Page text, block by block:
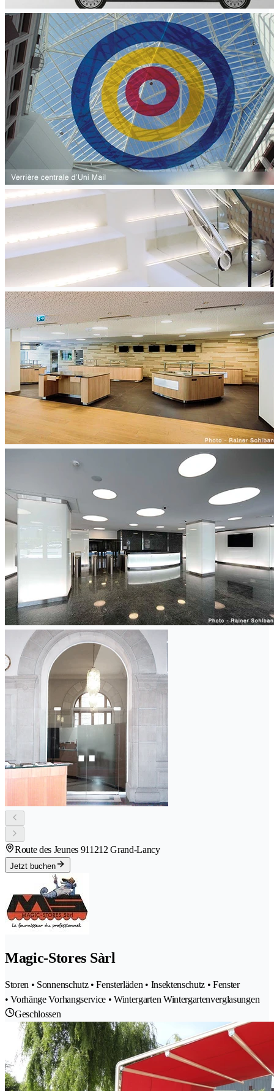
Route des Jeunes 911212 Grand-Lancy
Jetzt buchen
Magic-Stores Sàrl
Storen • Sonnenschutz • Fensterläden • Insektenschutz • Fenster
• Vorhänge Vorhangservice • Wintergarten Wintergartenverglasungen
Geschlossen